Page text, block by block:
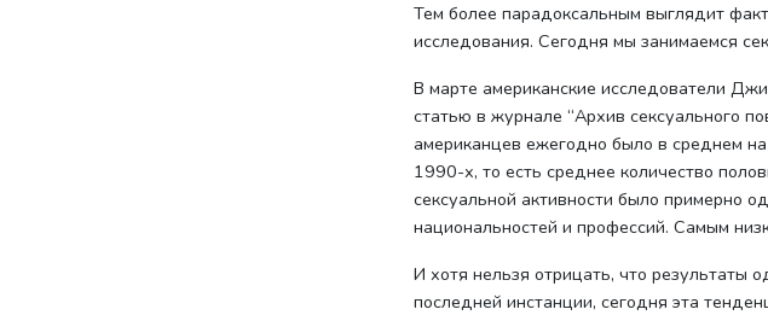
Тем более парадоксальным выглядит
исследования. Сегодня мы занимаемся
В марте американские исследователи
статью в журнале “Архив сексуального
американцев ежегодно было в среднем
1990-х, то есть среднее количество
сексуальной активности было примерно
национальностей и профессий. Самым
И хотя нельзя отрицать, что результаты
последней инстанции, сегодня эта